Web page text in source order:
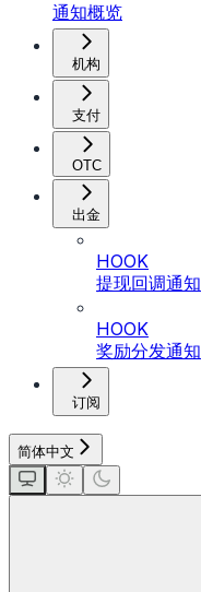
通知概览
机构
支付
OTC
出金
HOOK
提现回调通知
HOOK
奖励分发通知
订阅
简体中文